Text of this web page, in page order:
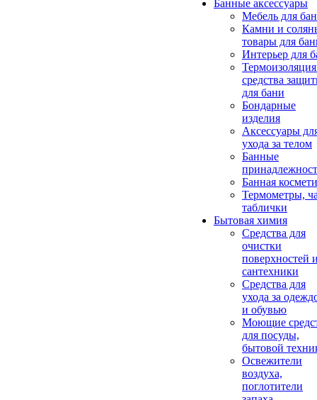
Банные аксессуары
Мебель для
Камни и
товары для
Интерьер для
средства
для бани
Бондарные
изделия
Аксеcсуары
ухода за телом
Банные
Банная
Термометры,
таблички
Бытовая химия
Средства для
очистки
поверхностей
сантехники
Средства для
ухода за
и обувью
Моющие
для посуды,
бытовой
Освежители
воздуха,
поглотители